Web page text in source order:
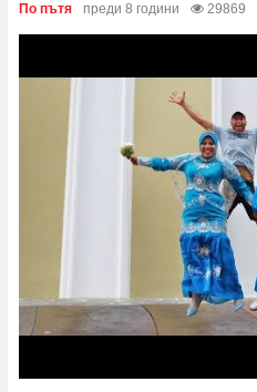
По пътя преди 8 години 29869